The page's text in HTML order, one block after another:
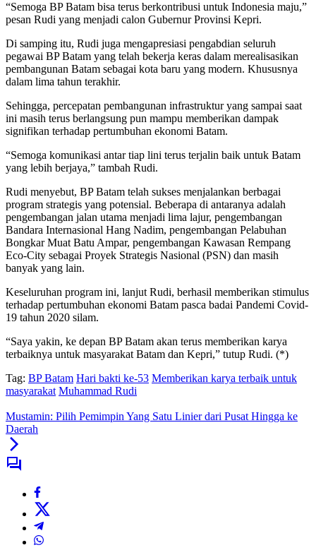
“Semoga BP Batam bisa terus berkontribusi untuk Indonesia maju,”
pesan Rudi yang menjadi calon Gubernur Provinsi Kepri.
Di samping itu, Rudi juga mengapresiasi pengabdian seluruh
pegawai BP Batam yang telah bekerja keras dalam merealisasikan
pembangunan Batam sebagai kota baru yang modern. Khususnya
dalam lima tahun terakhir.
Sehingga, percepatan pembangunan infrastruktur yang sampai saat
ini masih terus berlangsung pun mampu memberikan dampak
signifikan terhadap pertumbuhan ekonomi Batam.
“Semoga komunikasi antar tiap lini terus terjalin baik untuk Batam
yang lebih berjaya,” tambah Rudi.
Rudi menyebut, BP Batam telah sukses menjalankan berbagai
program strategis yang potensial. Beberapa di antaranya adalah
pengembangan jalan utama menjadi lima lajur, pengembangan
Bandara Internasional Hang Nadim, pengembangan Pelabuhan
Bongkar Muat Batu Ampar, pengembangan Kawasan Rempang
Eco-City sebagai Proyek Strategis Nasional (PSN) dan masih
banyak yang lain.
Keseluruhan program ini, lanjut Rudi, berhasil memberikan stimulus
terhadap pertumbuhan ekonomi Batam pasca badai Pandemi Covid-
19 tahun 2020 silam.
“Saya yakin, ke depan BP Batam akan terus memberikan karya
terbaiknya untuk masyarakat Batam dan Kepri,” tutup Rudi. (*)
Tag: BP Batam Hari bakti ke-53 Memberikan karya terbaik untuk
masyarakat Muhammad Rudi
Mustamin: Pilih Pemimpin Yang Satu Linier dari Pusat Hingga ke
Daerah